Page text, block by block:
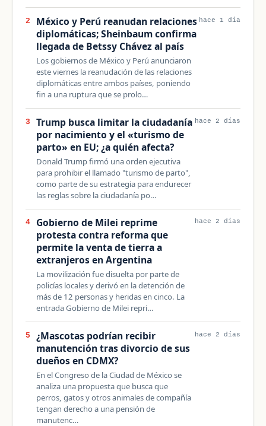
2
México y Perú reanudan relaciones
diplomáticas; Sheinbaum confirma
llegada de Betssy Chávez al país
Los gobiernos de México y Perú anunciaron
este viernes la reanudación de las relaciones
diplomáticas entre ambos países, poniendo
fin a una ruptura que se prolo…
hace 1 día
3
Trump busca limitar la ciudadanía
por nacimiento y el «turismo de
parto» en EU; ¿a quién afecta?
Donald Trump firmó una orden ejecutiva
para prohibir el llamado "turismo de parto",
como parte de su estrategia para endurecer
las reglas sobre la ciudadanía po…
hace 2 días
4
Gobierno de Milei reprime
protesta contra reforma que
permite la venta de tierra a
extranjeros en Argentina
La movilización fue disuelta por parte de
policías locales y derivó en la detención de
más de 12 personas y heridas en cinco. La
entrada Gobierno de Milei repri…
hace 2 días
5
¿Mascotas podrían recibir
manutención tras divorcio de sus
dueños en CDMX?
En el Congreso de la Ciudad de México se
analiza una propuesta que busca que
perros, gatos y otros animales de compañía
tengan derecho a una pensión de
manutenc…
hace 2 días